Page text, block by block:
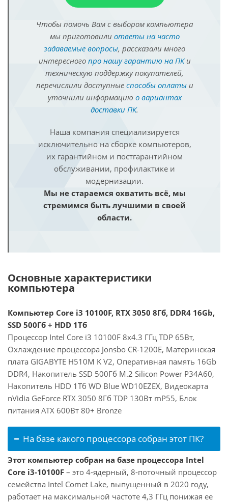
Чтобы помочь Вам с выбором компьютера
мы приготовили ответы на часто
задаваемые вопросы, рассказали много
интересного про нашу гарантию на ПКи
техническую поддержку покупателей,
перечислили доступные способы оплатыи
уточнили информацию о вариантах
доставки ПК.
Наша компания специализируется
исключительно на сборке компьютеров,
их гарантийном и постгарантийном
обслуживании, профилактике и
модернизации.
Мы не стараемся охватить всё, мы
стремимся быть лучшими в своей
области.
Основные характеристики
компьютера
Компьютер Core i3 10100F, RTX 3050 8Гб, DDR4 16Gb,
SSD 500Гб + HDD 1Тб
Процессор Intel Core i3 10100F 8x4.3 ГГц TDP 65Вт,
Охлаждение процессора Jonsbo CR-1200E, Материнская
плата GIGABYTE H510M K V2, Оперативная память 16Gb
DDR4, Накопитель SSD 500Гб M.2 Silicon Power P34A60,
Накопитель HDD 1Тб WD Blue WD10EZEX, Видеокарта
nVidia GeForce RTX 3050 8Гб TDP 130Вт mP55, Блок
питания ATX 600Вт 80+ Bronze
На базе какого процессора собран этот ПК?
Этот компьютер собран на базе процессора Intel
Core i3-10100F – это 4-ядерный, 8-поточный процессор
семейства Intel Comet Lake, выпущенный в 2020 году,
работает на максимальной частоте 4,3 ГГц понижая ее